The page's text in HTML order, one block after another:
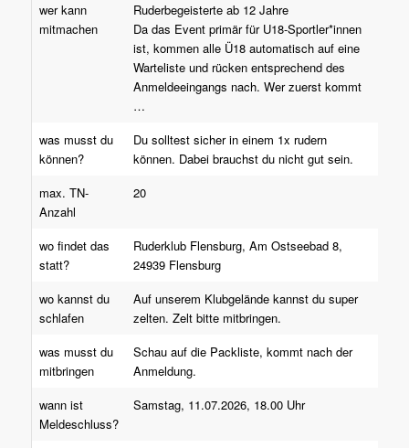
wer kann
mitmachen
Ruderbegeisterte ab 12 Jahre
Da das Event primär für U18-Sportler*innen
ist, kommen alle Ü18 automatisch auf eine
Warteliste und rücken entsprechend des
Anmeldeeingangs nach. Wer zuerst kommt
…
was musst du
können?
Du solltest sicher in einem 1x rudern
können. Dabei brauchst du nicht gut sein.
max. TN-
Anzahl
20
wo findet das
statt?
Ruderklub Flensburg, Am Ostseebad 8,
24939 Flensburg
wo kannst du
schlafen
Auf unserem Klubgelände kannst du super
zelten. Zelt bitte mitbringen.
was musst du
mitbringen
Schau auf die Packliste, kommt nach der
Anmeldung.
wann ist
Meldeschluss?
Samstag, 11.07.2026, 18.00 Uhr